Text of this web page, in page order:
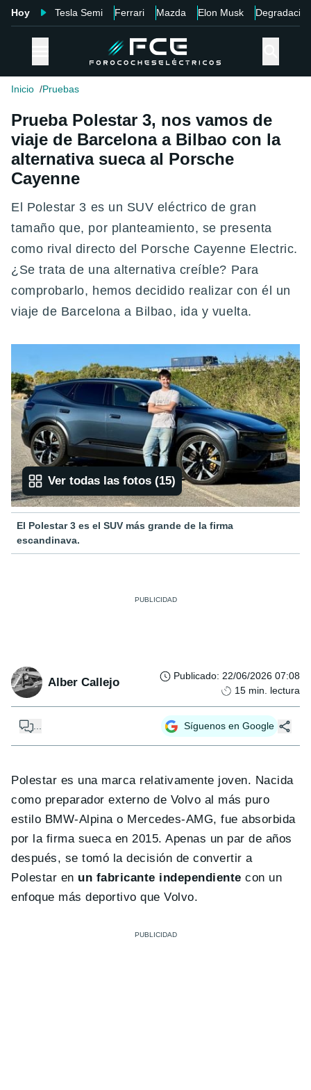
Hoy Tesla Semi Ferrari Mazda Elon Musk Degradación
Inicio Pruebas
Prueba Polestar 3, nos vamos de
viaje de Barcelona a Bilbao con la
alternativa sueca al Porsche
Cayenne
El Polestar 3 es un SUV eléctrico de gran
tamaño que, por planteamiento, se presenta
como rival directo del Porsche Cayenne Electric.
¿Se trata de una alternativa creíble? Para
comprobarlo, hemos decidido realizar con él un
viaje de Barcelona a Bilbao, ida y vuelta.
Ver todas las fotos (15)
El Polestar 3 es el SUV más grande de la firma
escandinava.
Alber Callejo Publicado: 22/06/2026 07:08
15 min. lectura
... Síguenos en Google
Polestar es una marca relativamente joven. Nacida
como preparador externo de Volvo al más puro
estilo BMW-Alpina o Mercedes-AMG, fue absorbida
por la firma sueca en 2015. Apenas un par de años
después, se tomó la decisión de convertir a
Polestar en un fabricante independiente con un
enfoque más deportivo que Volvo.